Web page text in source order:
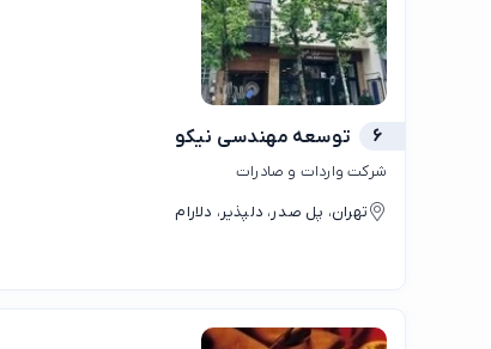
6 توسعه مهندسی نیکو
شرکت واردات و صادرات
تهران، پل صدر، دلپذیر، دلارام